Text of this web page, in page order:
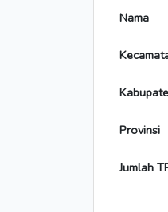
Nama
Provinsi
Jumlah